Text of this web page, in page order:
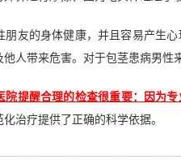
的身体健康，并且容易产生心
人带来危害。对于包茎患病男性
院提醒合理的检查很重要：因为专
治疗提供了正确的科学依据。